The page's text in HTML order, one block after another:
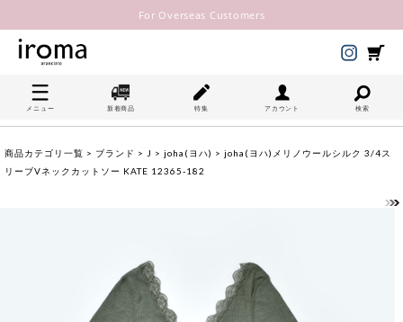
For Overseas Customers
メニュー 新着商品 特集 アカウント 検索
商品カテゴリ一覧 > ブランド > J > joha(ヨハ) > joha(ヨハ)メリノウールシルク 3/4ス
リーブVネックカットソー KATE 12365-182